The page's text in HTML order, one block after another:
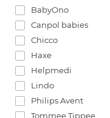
BabyOno
Canpol babies
Chicco
Haxe
Helpmedi
Lindo
Philips Avent
Tommee Tippee